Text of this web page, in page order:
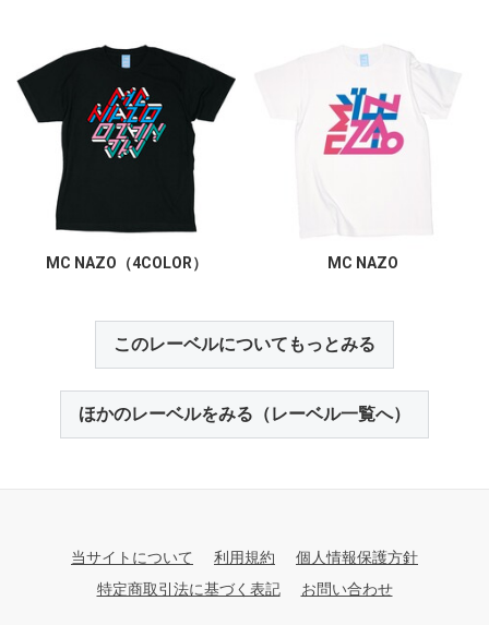
MC NAZO（4COLOR） MC NAZO
このレーベルについてもっとみる
ほかのレーベルをみる（レーベル一覧へ）
当サイトについて 利用規約
個人情報保護方針
特定商取引法に基づく表記
お問い合わせ